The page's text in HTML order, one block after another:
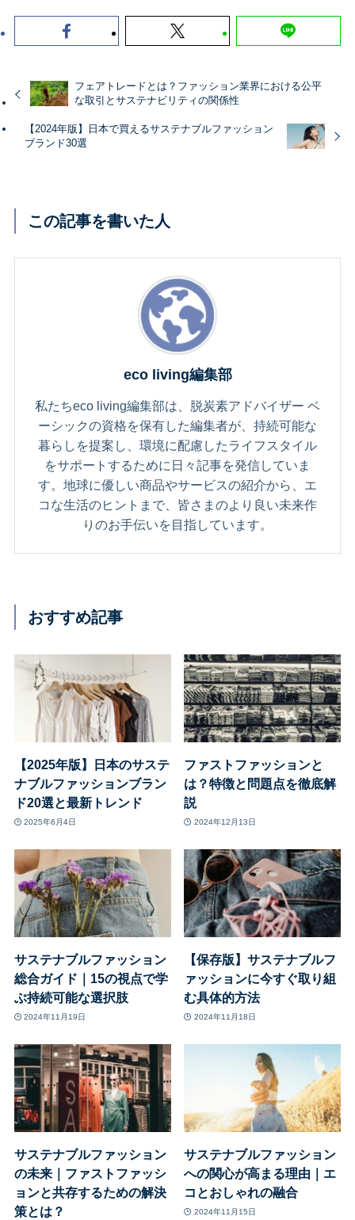
フェアトレードとは？ファッション業界における公平
な取引とサステナビリティの関係性
【2024年版】日本で買えるサステナブルファッション
ブランド30選
この記事を書いた人
eco living編集部
私たちeco living編集部は、脱炭素アドバイザー ベ
ーシックの資格を保有した編集者が、持続可能な
暮らしを提案し、環境に配慮したライフスタイル
をサポートするために日々記事を発信していま
す。地球に優しい商品やサービスの紹介から、エ
コな生活のヒントまで、皆さまのより良い未来作
りのお手伝いを目指しています。
おすすめ記事
【2025年版】日本のサステ
ナブルファッションブラン
ド20選と最新トレンド
2025年6月4日
ファストファッションと
は？特徴と問題点を徹底解
説
2024年12月13日
サステナブルファッション
総合ガイド｜15の視点で学
ぶ持続可能な選択肢
2024年11月19日
【保存版】サステナブルフ
ァッションに今すぐ取り組
む具体的方法
2024年11月18日
サステナブルファッション
の未来｜ファストファッシ
ョンと共存するための解決
策とは？
サステナブルファッション
への関心が高まる理由｜エ
コとおしゃれの融合
2024年11月15日